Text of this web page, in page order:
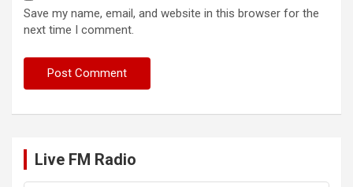
Save my name, email, and website in this browser for the
next time I comment.
Live FM Radio